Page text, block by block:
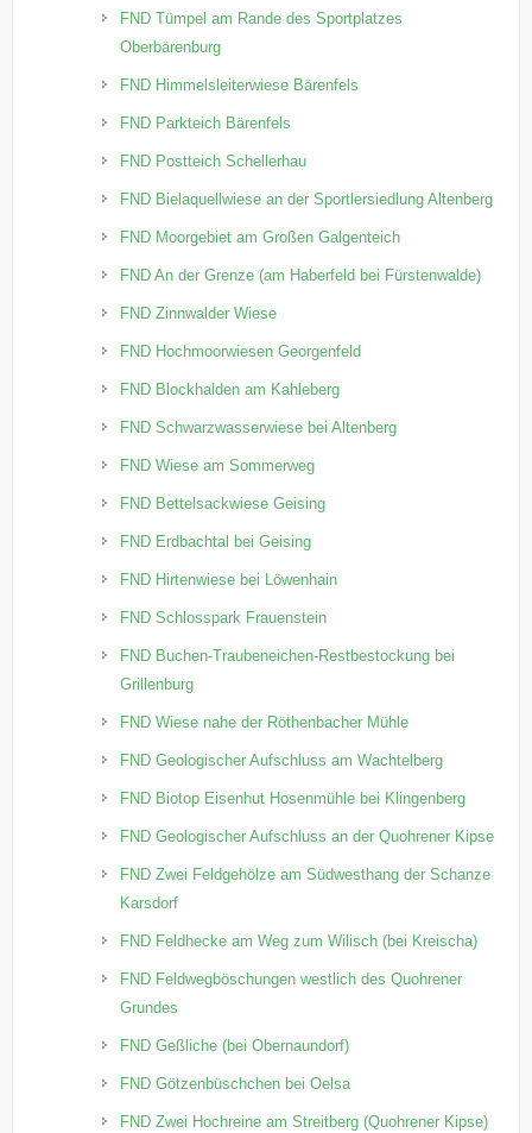
FND Tümpel am Rande des Sportplatzes
Oberbärenburg
FND Himmelsleiterwiese Bärenfels
FND Parkteich Bärenfels
FND Postteich Schellerhau
FND Bielaquellwiese an der Sportlersiedlung Altenberg
FND Moorgebiet am Großen Galgenteich
FND An der Grenze (am Haberfeld bei Fürstenwalde)
FND Zinnwalder Wiese
FND Hochmoorwiesen Georgenfeld
FND Blockhalden am Kahleberg
FND Schwarzwasserwiese bei Altenberg
FND Wiese am Sommerweg
FND Bettelsackwiese Geising
FND Erdbachtal bei Geising
FND Hirtenwiese bei Löwenhain
FND Schlosspark Frauenstein
FND Buchen-Traubeneichen-Restbestockung bei
Grillenburg
FND Wiese nahe der Röthenbacher Mühle
FND Geologischer Aufschluss am Wachtelberg
FND Biotop Eisenhut Hosenmühle bei Klingenberg
FND Geologischer Aufschluss an der Quohrener Kipse
FND Zwei Feldgehölze am Südwesthang der Schanze
Karsdorf
FND Feldhecke am Weg zum Wilisch (bei Kreischa)
FND Feldwegböschungen westlich des Quohrener
Grundes
FND Geßliche (bei Obernaundorf)
FND Götzenbüschchen bei Oelsa
FND Zwei Hochreine am Streitberg (Quohrener Kipse)